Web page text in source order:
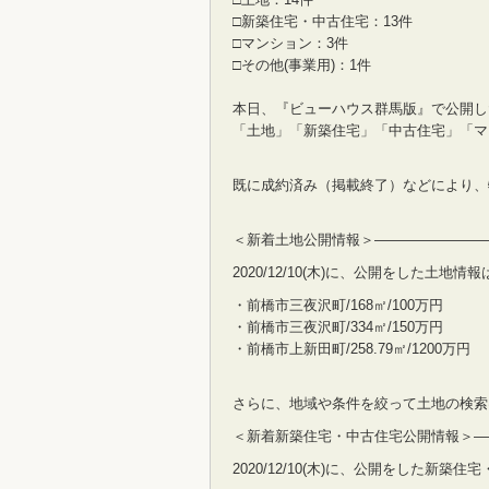
□新築住宅・中古住宅：13件
□マンション：3件
□その他(事業用)：1件
本日、『ビューハウス群馬版』で公開
「土地」「新築住宅」「中古住宅」「
既に成約済み（掲載終了）などにより
＜新着土地公開情報＞
2020/12/10(木)に、公開をした土地情
・前橋市三夜沢町/168㎡/100万円
・前橋市三夜沢町/334㎡/150万円
・前橋市上新田町/258.79㎡/1200万円
さらに、地域や条件を絞って土地の検
＜新着新築住宅・中古住宅
2020/12/10(木)に、公開をした新築住